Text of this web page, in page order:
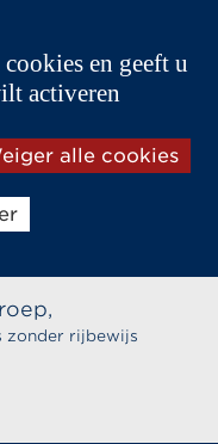
zonder rijbewijs
en geeft u
activeren
alle cookies